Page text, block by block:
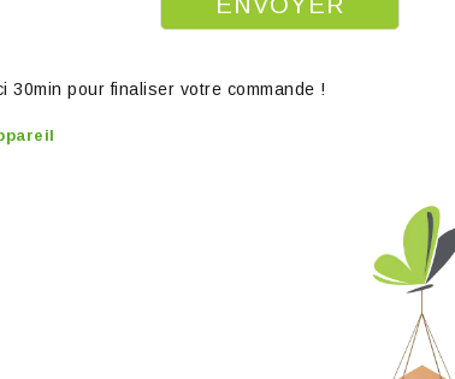
pour finaliser votre commande !